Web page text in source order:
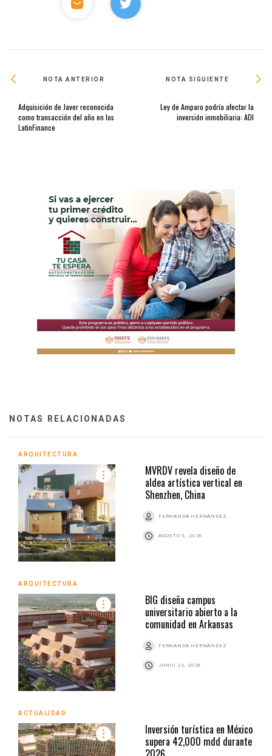
NOTA ANTERIOR
Adquisición de Javer reconocida
como transacción del año en los
LatinFinance
NOTA SIGUIENTE
Ley de Amparo podría afectar la
inversión inmobiliaria: ADI
NOTAS RELACIONADAS
ARQUITECTURA
MVRDV revela diseño de
aldea artística vertical en
Shenzhen, China
FERNANDA HERNÁNDEZ
AGOSTO 6, 2026
ARQUITECTURA
BIG diseña campus
universitario abierto a la
comunidad en Arkansas
FERNANDA HERNÁNDEZ
JUNIO 22, 2026
ACTUALIDAD
Inversión turística en México
supera 42,000 mdd durante